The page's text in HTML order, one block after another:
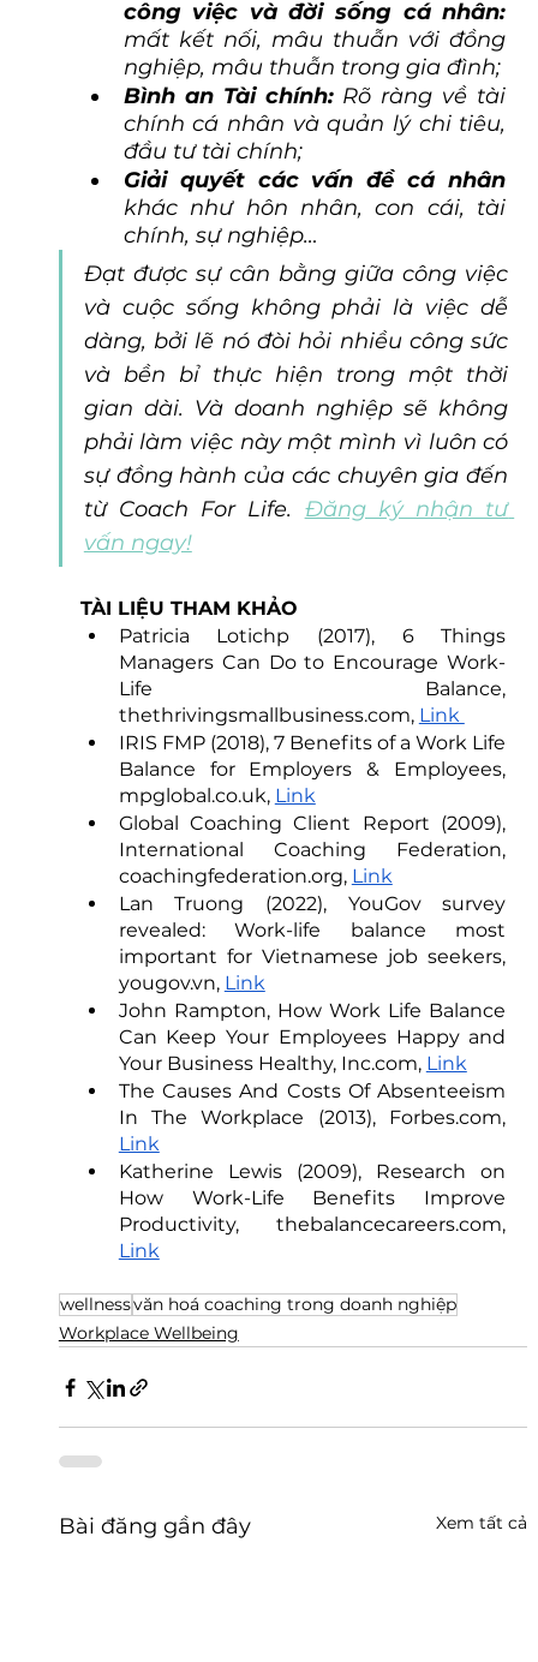
mất kết nối, mâu thuẫn với đồng
nghiệp, mâu thuẫn trong gia đình;
Bình an Tài chính: Rõ ràng về tài
chính cá nhân và quản lý chi tiêu,
đầu tư tài chính;
Giải quyết các vấn đề cá nhân
khác như hôn nhân, con cái, tài
chính, sự nghiệp…
Đạt được sự cân bằng giữa công việc
và cuộc sống không phải là việc dễ
dàng, bởi lẽ nó đòi hỏi nhiều công sức
và bền bỉ thực hiện trong một thời
gian dài. Và doanh nghiệp sẽ không
phải làm việc này một mình vì luôn có
sự đồng hành của các chuyên gia đến
từ Coach For Life. Đăng ký nhận tư
vấn ngay!
TÀI LIỆU THAM KHẢO
Patricia Lotichp (2017), 6 Things
Managers Can Do to Encourage Work-
Life Balance,
thethrivingsmallbusiness.com, Link
IRIS FMP (2018), 7 Benefits of a Work Life
Balance for Employers & Employees,
mpglobal.co.uk, Link
Global Coaching Client Report (2009),
International Coaching Federation,
coachingfederation.org, Link
Lan Truong (2022), YouGov survey
revealed: Work-life balance most
important for Vietnamese job seekers,
yougov.vn, Link
John Rampton, How Work Life Balance
Can Keep Your Employees Happy and
Your Business Healthy, Inc.com, Link
The Causes And Costs Of Absenteeism
Link
Katherine Lewis (2009), Research on
How Work-Life Benefits Improve
Link
wellnessvăn hoá coaching trong doanh nghiệp
Workplace Wellbeing
Bài đăng gần đây Xem tất cả